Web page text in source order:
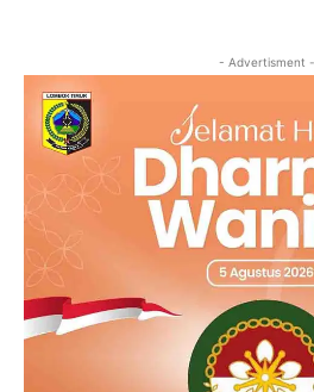
- Advertisment -